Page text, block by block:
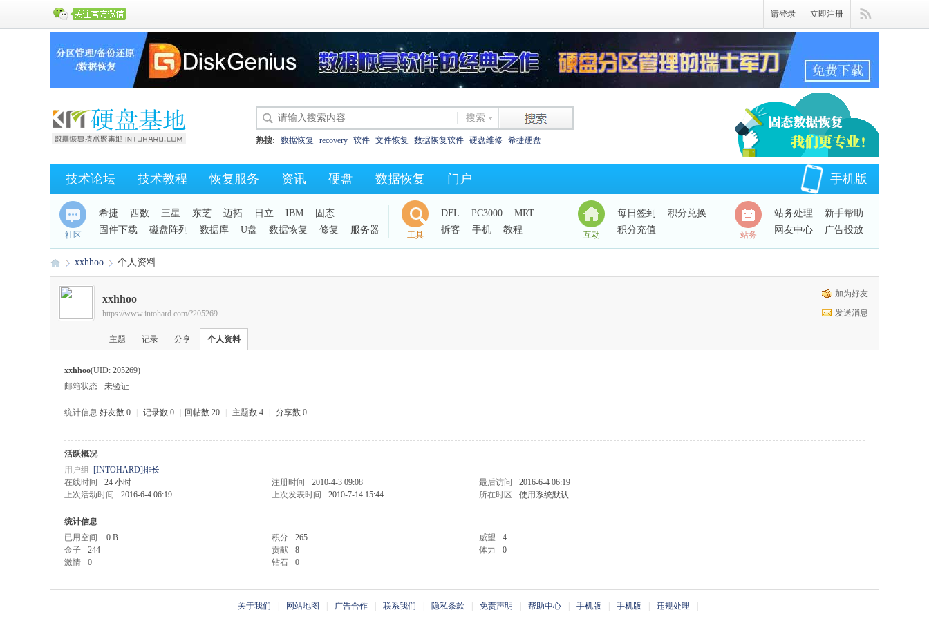
请登录 立即注册
搜索
热搜: 数据恢复 recovery 软件 文件恢复 数据恢复软件 硬盘维修 希捷硬盘
KC43 保险 西数电路板 效率源dc 手机版
技术论坛 技术教程 恢复服务 资讯 硬盘 数据恢复 门户
社区
希捷 西数 三星 东芝 迈拓 日立 IBM
固态
固件下载
磁盘阵列 数据库 U盘 数据恢复 修复
服务器
手机恢复
工具
DFL PC3000
MRT
拆客
手机 教程 互动
每日签到
积分兑换
积分充值
QQ绑定账号
站务
站务处理
新手帮助
网友中心
广告投放
硬›
xxhhoo 个人资料
加为好友
发送消息
xxhhoo
https://www.intohard.com/?205269
主题 记录 分享 个人资料
xxhhoo(UID: 205269)
邮箱状态
未验证
统计信息 好友数 0 记录数 0 回帖数 20 主题数 4 分享数 0
活跃概况
用户组 [INTOHARD]排长
在线时间
24 小时 注册时间 2010-4-3 09:08 最后访问
2016-6-4 06:19
上次活动时间
2016-6-4 06:19 上次发表时间 2010-7-14 15:44 所在时区 使用系统默认
统计信息
已用空间
0 B 积分 265 威望
4
金子
244 贡献 8 体力
0
激情
0 钻石 0
关于我们 网站地图 广告合作 联系我们 隐私条款 免责声明 帮助中心 手机版 手机版 违规处理